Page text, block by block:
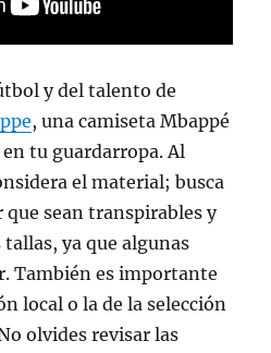
y del talento de
, una camiseta Mbappé
tu guardarropa. Al
el material; busca
sean transpirables y
ya que algunas
También es importante
local o la de la selección
olvides revisar las